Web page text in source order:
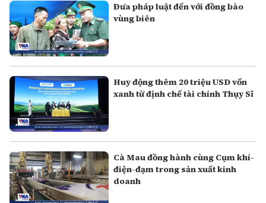
Đưa pháp luật đến với đồng bào
vùng biên
Huy động thêm 20 triệu USD vốn
xanh từ định chế tài chính Thụy Sĩ
Cà Mau đồng hành cùng Cụm khí-
điện-đạm trong sản xuất kinh
doanh